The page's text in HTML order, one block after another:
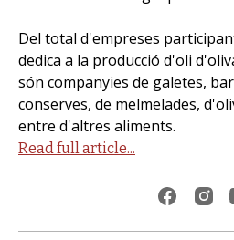
Del total d'empreses
dedica a la producció d'oli
són companyies de galetes,
conserves, de melmelades,
entre d'altres aliments.
Read full article...